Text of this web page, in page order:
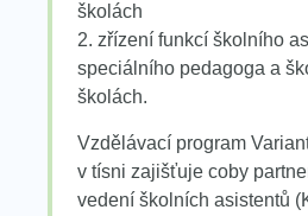
školách
2. zřízení funkcí školního
speciálního pedagoga a
školách.
Vzdělávací program
v tísni zajišťuje coby
vedení školních asistentů